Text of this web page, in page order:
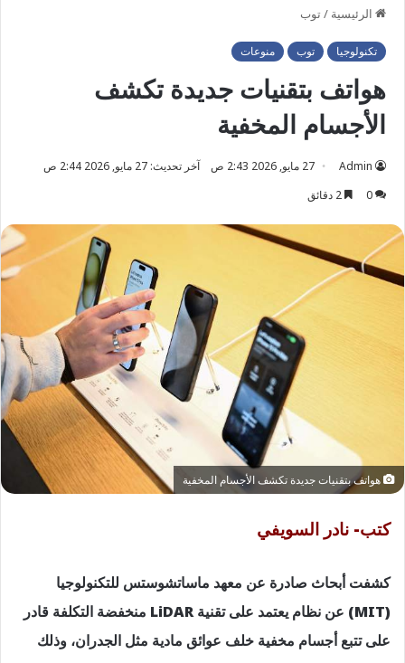
الرئيسية /توب
تكنولوجيا توب منوعات
هواتف بتقنيات جديدة تكشف
الأجسام المخفية
Admin 27 مايو, 2026 2:43 ص
آخر تحديث: 27 مايو, 2026 2:44 ص
0
هواتف بتقنيات جديدة تكشف الأجسام المخفية
كتب- نادر السويفي
كشفت أبحاث صادرة عن معهد ماساتشوستس للتكنولوجيا
(MIT) عن نظام يعتمد على تقنية LiDAR منخفضة التكلفة قادر
على تتبع أجسام مخفية خلف عوائق مادية مثل الجدران، وذلك